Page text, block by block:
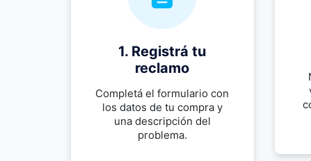
1. Registrá tu
reclamo
Completá el formulario con
los datos de tu compra y
una descripción del
problema.